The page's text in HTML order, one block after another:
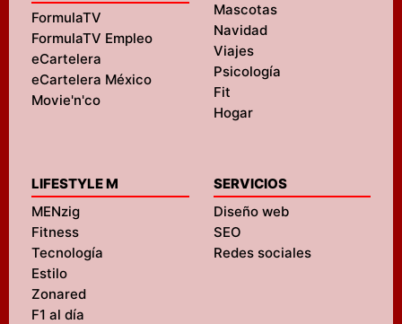
FormulaTV
FormulaTV Empleo
eCartelera
eCartelera México
Movie'n'co
Mascotas
Navidad
Viajes
Psicología
Fit
Hogar
LIFESTYLE M
MENzig
Fitness
Tecnología
Estilo
Zonared
F1 al día
SERVICIOS
Diseño web
SEO
Redes sociales